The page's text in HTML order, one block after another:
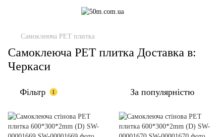
Самоклеюча PET плитка
Самоклеюча PET плитка Доставка в:
Черкаси
Фільтр 1 За популярністю